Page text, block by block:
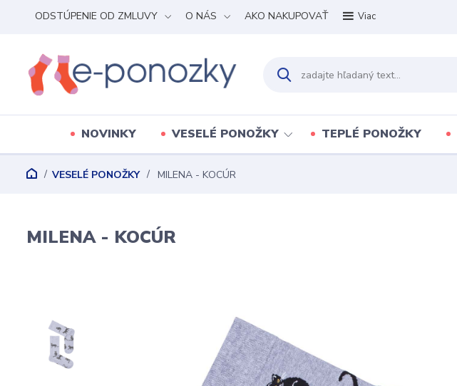
ODSTÚPENIE OD ZMLUVY O NÁS AKO NAKUPOVAŤ Viac
NOVINKY VESELÉ PONOŽKY TEPLÉ PONOŽKY
VESELÉ PONOŽKY MILENA - KOCÚR
MILENA - KOCÚR